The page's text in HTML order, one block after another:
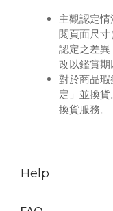
主觀認定
閱頁面尺
認定之差
改以鑑賞期
對於商品
定」並換
換貨服務。
Help